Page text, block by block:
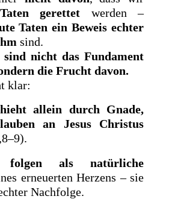
gerettet werden –
Taten ein Beweis echter
sind.
sind nicht das Fundament
die Frucht davon.
klar:
allein durch Gnade,
an Jesus Christus
als natürliche
erneuerten Herzens – sie
Nachfolge.